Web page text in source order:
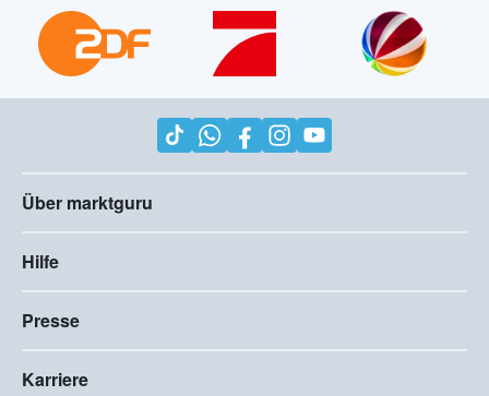
Über marktguru
Hilfe
Presse
Karriere